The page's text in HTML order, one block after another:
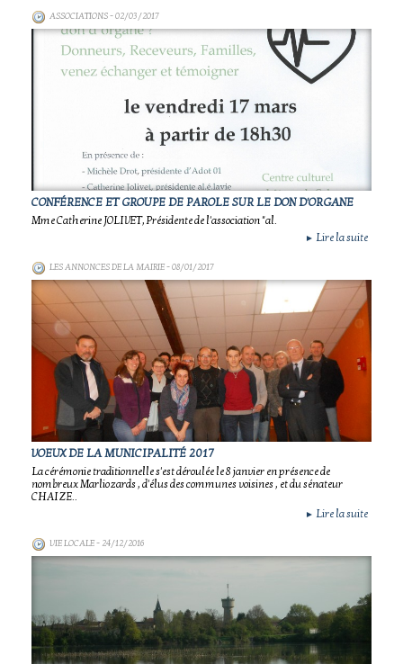
ASSOCIATIONS- 02/03/2017
CONFÉRENCE ET GROUPE DE PAROLE SUR LE DON D'ORGANE
Mme Catherine JOLIVET, Présidente de l'association "al.
► Lire la suite
LES ANNONCES DE LA MAIRIE- 08/01/2017
VOEUX DE LA MUNICIPALITÉ 2017
La cérémonie traditionnelle s'est déroulée le 8 janvier en présence de
nombreux Marliozards , d'élus des communes voisines , et du sénateur
CHAIZE..
► Lire la suite
VIE LOCALE- 24/12/2016